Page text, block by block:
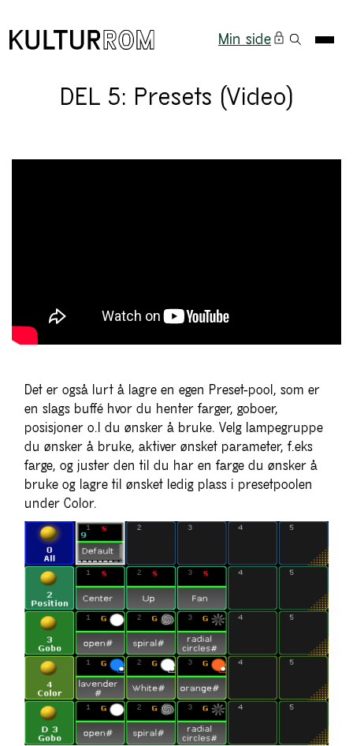
Min side
DEL 5: Presets (Video)
Det er også lurt å lagre en egen Preset-pool, som er
en slags buffé hvor du henter farger, goboer,
posisjoner o.l du ønsker å bruke. Velg lampegruppe
du ønsker å bruke, aktiver ønsket parameter, f.eks
farge, og juster den til du har en farge du ønsker å
bruke og lagre til ønsket ledig plass i presetpoolen
under Color.